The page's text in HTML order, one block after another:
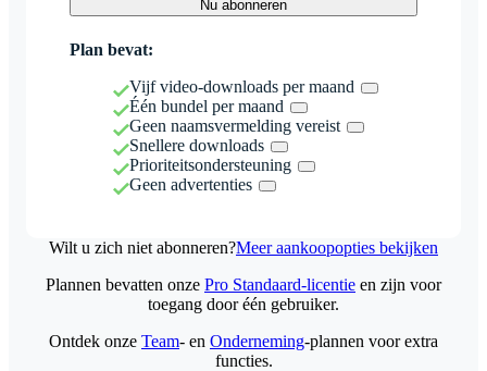
Nu abonneren
Plan bevat:
Vijf video-downloads per maand
Één bundel per maand
Geen naamsvermelding vereist
Snellere downloads
Prioriteitsondersteuning
Geen advertenties
Wilt u zich niet abonneren?Meer aankoopopties bekijken
Plannen bevatten onze Pro Standaard-licentie en zijn voor
toegang door één gebruiker.
Ontdek onze Team- en Onderneming-plannen voor extra
functies.